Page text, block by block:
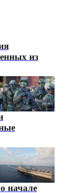
из
начале